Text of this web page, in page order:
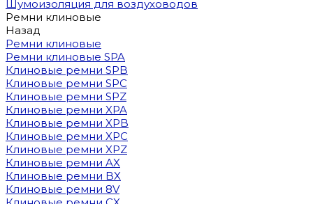
Шумоизоляция для воздуховодов
Ремни клиновые
Назад
Ремни клиновые
Ремни клиновые SPA
Клиновые ремни SPB
Клиновые ремни SPC
Клиновые ремни SPZ
Клиновые ремни XPA
Клиновые ремни XPB
Клиновые ремни XPC
Клиновые ремни XPZ
Клиновые ремни AX
Клиновые ремни BX
Клиновые ремни 8V